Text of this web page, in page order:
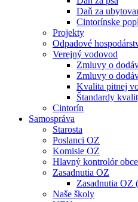
Daň za
Cintorínske
Projekty
Odpadové
Verejný vodovod
Zmluvy o
Zmluvy o
Kvalita pitnej
Štandardy
Cintorín
Samospráva
Starosta
Poslanci OZ
Komisie OZ
Hlavný kontrolór obce
Zasadnutia OZ
Zasadnutia OZ
Naše školy